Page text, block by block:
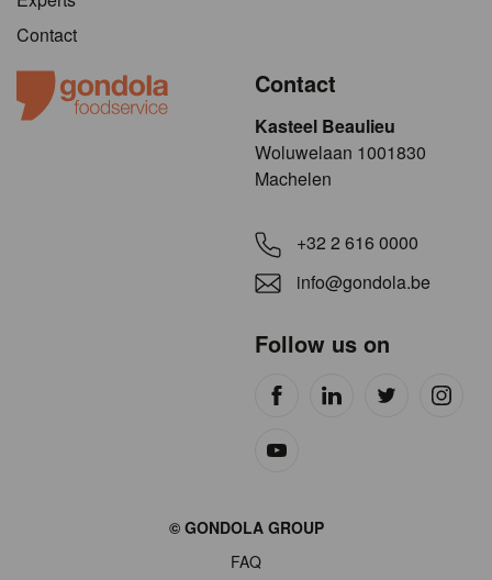
Contact
Contact
Kasteel Beaulieu
​​​Woluwelaan 1001830
Machelen
+32 2 616 0000
info@gondola.be
Follow us on
© GONDOLA GROUP
FAQ